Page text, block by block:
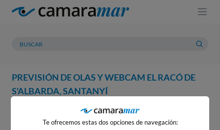
PREVISIÓN DE OLAS Y WEBCAM EL RACÓ DE
S'ALBARDA, SANTANYÍ
PREVISIÓN METEOROLOGÍA
Te ofrecemos estas dos opciones de navegación: